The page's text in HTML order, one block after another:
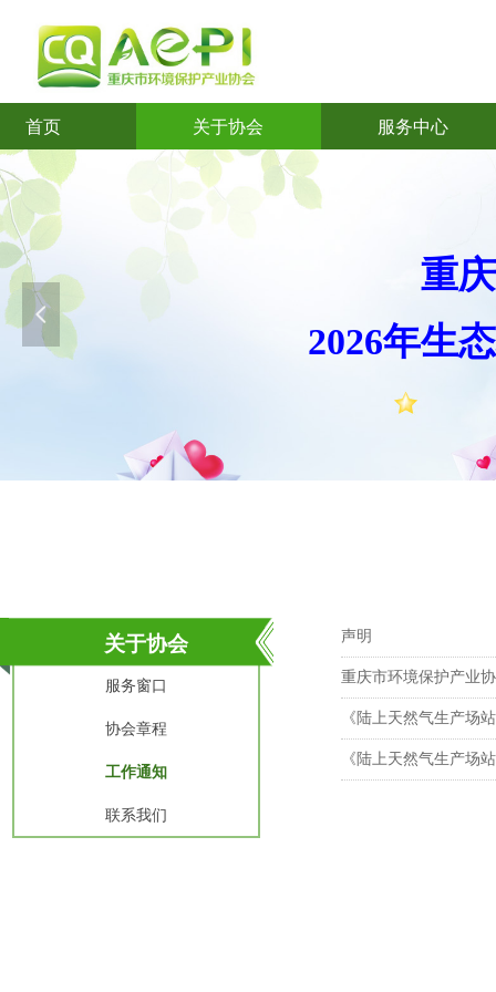
首页
首页
关于协会
关于协会
服务中心
重
2026年生
넳
服务窗口
协会章程
工作通知
联系我们
关于协会 声明
重庆市环境保护产业
《陆上天然气生产场
《陆上天然气生产场